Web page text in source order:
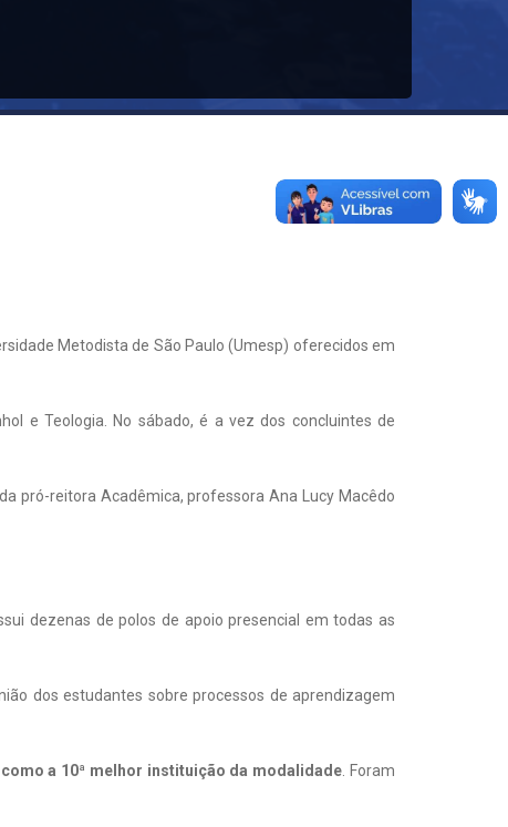
Metodista de São Paulo (Umesp) oferecidos em
e Teologia. No sábado, é a vez dos concluintes de
pró-reitora Acadêmica, professora Ana Lucy Macêdo
dezenas de polos de apoio presencial em todas as
dos estudantes sobre processos de aprendizagem
a 10ª melhor instituição da modalidade . Foram